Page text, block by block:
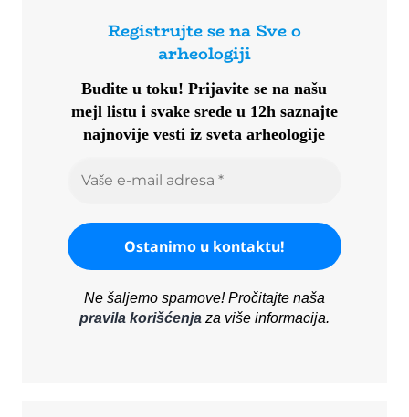
Registrujte se na Sve o
arheologiji
Budite u toku!Prijavite se na našu
mejl listu i svake srede u 12h saznajte
najnovije vesti iz sveta arheologije
Ne šaljemo spamove! Pročitajte naša
pravila korišćenjaza više informacija.